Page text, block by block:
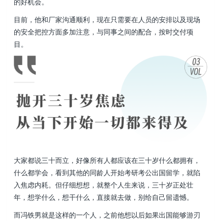
目前，他和厂家沟通顺利，现在只需要在人员的安排以及现场
的安全把控方面多加注意，与同事之间的配合，按时交付项
目。
大家都说三十而立，好像所有人都应该在三十岁什么都拥有，
什么都学会，看到其他的同龄人开始考研考公出国留学，就陷
入焦虑内耗。但仔细想想，就整个人生来说，三十岁正处壮
年，想学什么，想干什么，直接就去做，别给自己留遗憾。
而冯铁男就是这样的一个人，之前他想以后如果出国能够游刃